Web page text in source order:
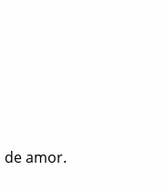
amor.